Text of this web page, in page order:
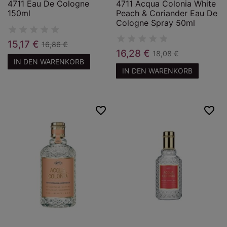
4711 Eau De Cologne
150ml
15,17 € 16,86 €
IN DEN WARENKORB
4711 Acqua Colonia White
Peach & Coriander Eau De
Cologne Spray 50ml
16,28 € 18,08 €
IN DEN WARENKORB
favorite_border favorite_border